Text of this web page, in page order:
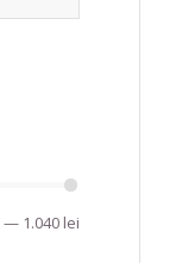
— 1.040 lei